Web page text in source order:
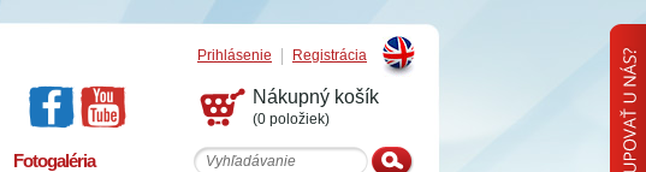
Registrácia
Prihlásenie
Nákupný košík
(0 položiek)
Fotogaléria